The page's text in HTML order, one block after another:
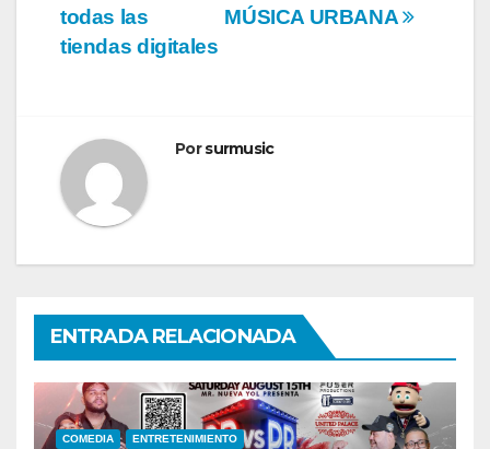
MÚSICA URBANA
todas las
tiendas digitales
Porsurmusic
ENTRADA RELACIONADA
COMEDIA ENTRETENIMIENTO